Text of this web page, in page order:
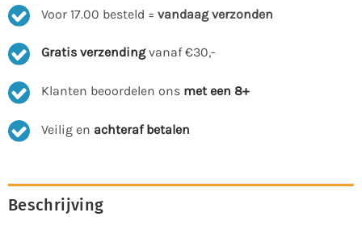
Voor 17.00 besteld = vandaag verzonden
Gratis verzendingvanaf €30,-
Klanten beoordelen ons met een 8+
Veilig en achteraf betalen
Beschrijving